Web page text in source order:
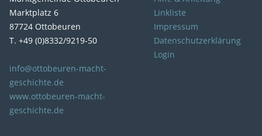
Marktplatz 6
87724 Ottobeuren
T. +49 (0)8332/9219-50
info@ottobeuren-macht-
geschichte.de
www.ottobeuren-macht-
geschichte.de
Linkliste
Impressum
Datenschutzerklärung
Login